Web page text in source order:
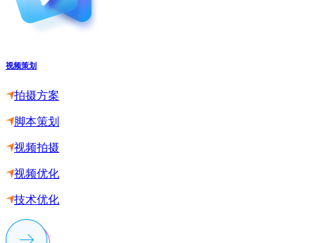
视频策划
拍摄方案
脚本策划
视频拍摄
视频优化
技术优化